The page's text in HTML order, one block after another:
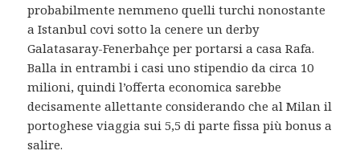
probabilmente nemmeno quelli turchi nonostante
a Istanbul covi sotto la cenere un derby
Galatasaray-Fenerbahçe per portarsi a casa Rafa.
Balla in entrambi i casi uno stipendio da circa 10
milioni, quindi l’offerta economica sarebbe
decisamente allettante considerando che al Milan il
portoghese viaggia sui 5,5 di parte fissa più bonus a
salire.